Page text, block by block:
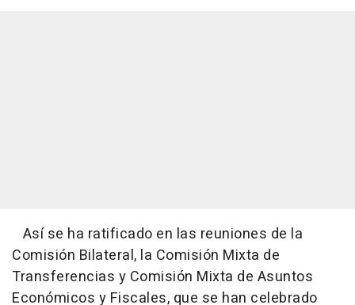
Así se ha ratificado en las reuniones de la
Comisión Bilateral, la Comisión Mixta de
Transferencias y Comisión Mixta de Asuntos
Económicos y Fiscales, que se han celebrado